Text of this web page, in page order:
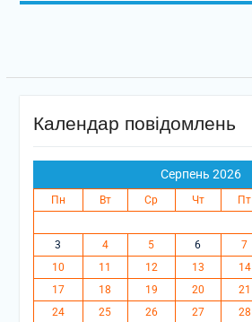
Календар повідомлень
Серпень 2026
Пн Вт Ср Чт Пт
3
4 5 6 7
10
11 12 13 14
17
18 19 20 21
24
25 26 27 28